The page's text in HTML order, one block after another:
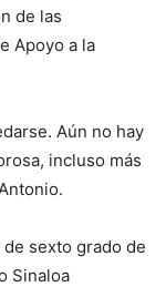
de las
Apoyo a la
Aún no hay
incluso más
sexto grado de
Sinaloa